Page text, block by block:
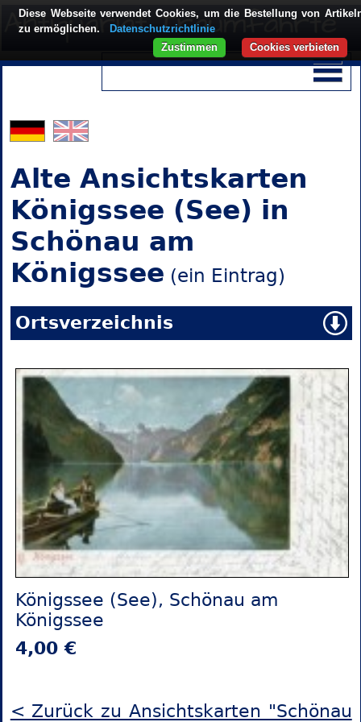
Alte Ansichtskarten
Königssee (See) in
Schönau am
Königssee (ein Eintrag)
Ortsverzeichnis
Königssee (See), Schönau am
Königssee
4,00 €
< Zurück zu Ansichtskarten "Schönau
Diese Webseite verwendet Cookies, um die Bestellung von
zu ermöglichen.
Datenschutzrichtlinie
Cookies verbieten
Zustimmen